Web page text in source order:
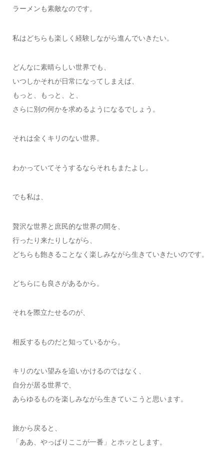
ラーメンも素敵なのです。
私はどちらも楽しく経験しながら進んでいきたい。
どんなに素晴らしい世界でも、
いつしかそれが日常になってしまえば、
もっと、もっと、と、
さらに別の何かを求めるようになるでしょう。
それは全くキリのない世界。
わかっていてそうするならそれもまたよし。
でも私は、
贅沢な世界と庶民的な世界の間を、
行ったり来たりしながら、
どちらも飽きることなく楽しみながら生きていきたいのです。
どちらにも良さがあるから。
それを際立たせるのが、
相反するものだと知っているから。
キリのない望みを追いかけるのではなく、
自分が居る世界で、
あらゆるものを楽しみながら生きていこうと思います。
旅から戻ると、
「ああ、やっぱりここが一番」とホッとします。